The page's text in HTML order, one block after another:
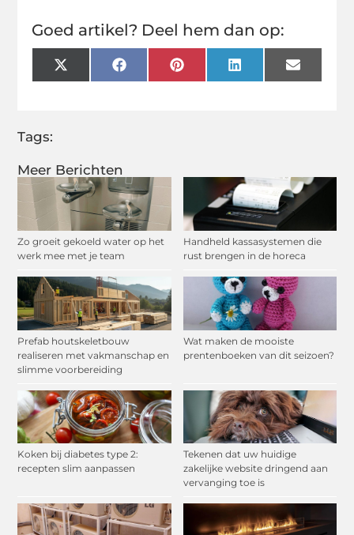
Meer Berichten
Zo groeit gekoeld water op het
werk mee met je team
Handheld kassasystemen die
rust brengen in de horeca
Prefab houtskeletbouw
realiseren met vakmanschap en
slimme voorbereiding
Wat maken de mooiste
prentenboeken van dit seizoen?
Koken bij diabetes type 2:
recepten slim aanpassen
Tekenen dat uw huidige
zakelijke website dringend aan
vervanging toe is
Goed artikel? Deel hem dan op:
X
(Twitter)
FacebookPinterestLinkedInEmail
Tags: